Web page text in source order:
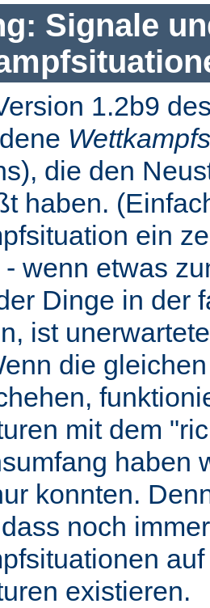
Signale
1.2b9
die den
haben.
ein
wenn etwas
Dinge in der
ist
die
mit dem
haben
konnten.
noch immer
existieren.